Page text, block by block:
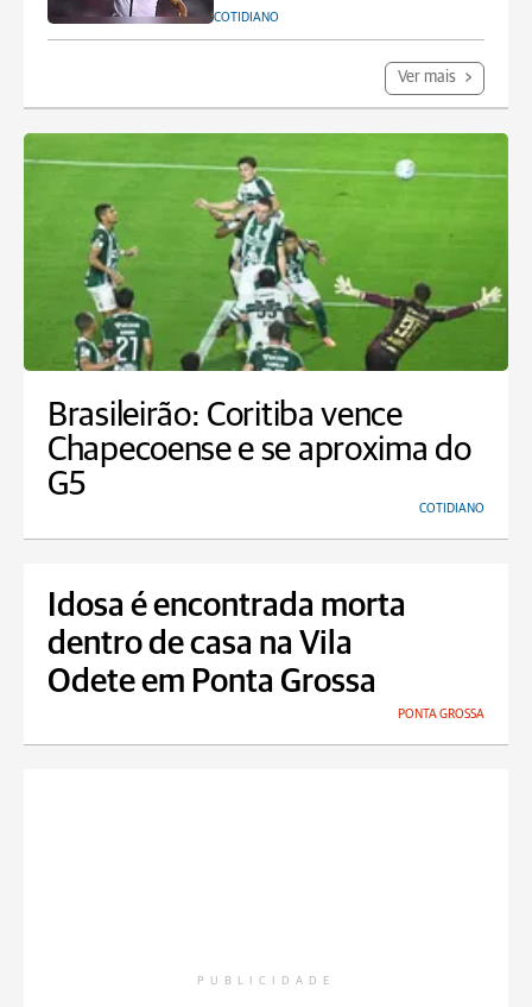
COTIDIANO
Ver mais
Brasileirão: Coritiba vence
Chapecoense e se aproxima do
G5
COTIDIANO
Idosa é encontrada morta
dentro de casa na Vila
Odete em Ponta Grossa
PONTA GROSSA
PUBLICIDADE